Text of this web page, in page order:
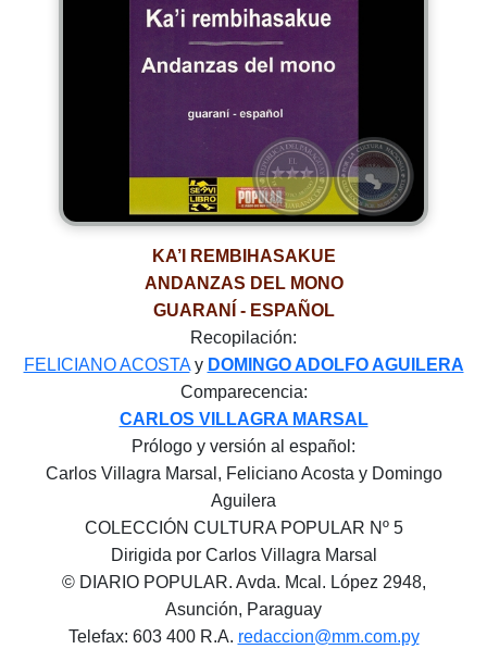
KA’I REMBIHASAKUE
ANDANZAS DEL MONO
GUARANÍ - ESPAÑOL
Recopilación:
FELICIANO ACOSTAy DOMINGO ADOLFO AGUILERA
Comparecencia:
CARLOS VILLAGRA MARSAL
Prólogo y versión al español:
Carlos Villagra Marsal, Feliciano Acosta y Domingo
Aguilera
COLECCIÓN CULTURA POPULAR Nº 5
Dirigida por Carlos Villagra Marsal
© DIARIO POPULAR. Avda. Mcal. López 2948,
Asunción, Paraguay
Telefax: 603 400 R.A. redaccion@mm.com.py